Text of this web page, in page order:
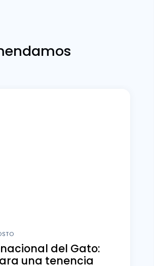
del Gato:
una tenencia